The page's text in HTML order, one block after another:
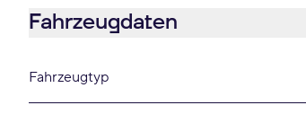
Fahrzeugdaten
Fahrzeugtyp